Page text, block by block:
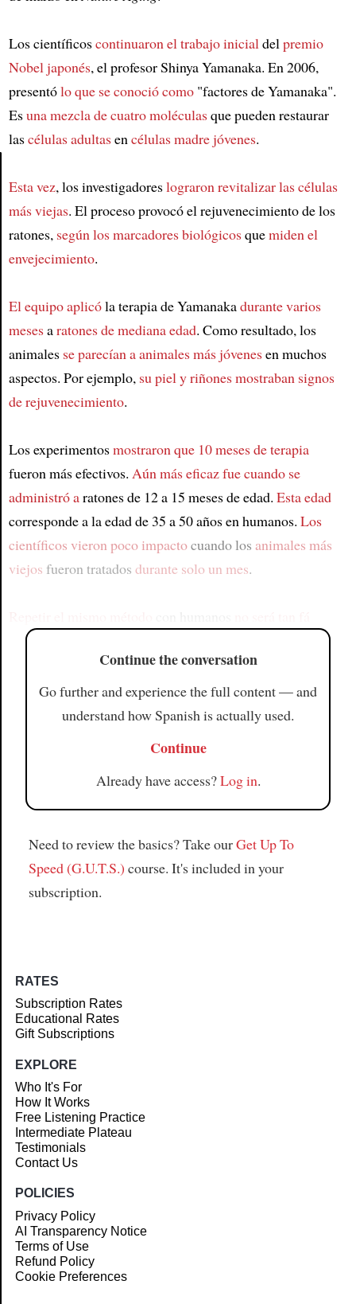
Los científicoscontinuaron el trabajo inicialdelpremio
Nobel japonés, el profesor Shinya Yamanaka. En 2006,
presentólo que se conoció como"factores de Yamanaka".
Esuna mezcla de cuatro moléculasque pueden restaurar
lascélulas adultasencélulas madre jóvenes.
Esta vez, los investigadoreslograron revitalizar las células
más viejas. El proceso provocó el rejuvenecimiento de los
ratones, según los marcadores biológicosquemiden el
envejecimiento.
El equipo aplicóla terapia de Yamanakadurante varios
mesesaratones de mediana edad. Como resultado, los
animales se parecían a animales más jóvenesen muchos
aspectos. Por ejemplo, su piel y riñones mostraban signos
de rejuvenecimiento.
Los experimentosmostraron que 10 meses de terapia
fueron más efectivos. Aún más eficaz fue cuando se
administró aratones de 12 a 15 meses de edad. Esta edad
corresponde a la edad de 35 a 50 años en humanos. Los
científicos vieron poco impactocuando los animales más
viejos fueron tratados durante solo un mes.
Continue the conversation
Go further and experience the full content — and
understand how Spanish is actually used.
Continue
Already have access?Log in.
Need to review the basics? Take ourGet Up To
Speed (G.U.T.S.) course. It's included in your
subscription.
RATES
Subscription Rates
Educational Rates
Gift Subscriptions
EXPLORE
Who It's For
How It Works
Free Listening Practice
Intermediate Plateau
Testimonials
Contact Us
POLICIES
Privacy Policy
AI Transparency Notice
Terms of Use
Refund Policy
Cookie Preferences